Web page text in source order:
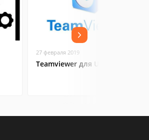
27 февраля 2019
Teamviewer для Ubuntu